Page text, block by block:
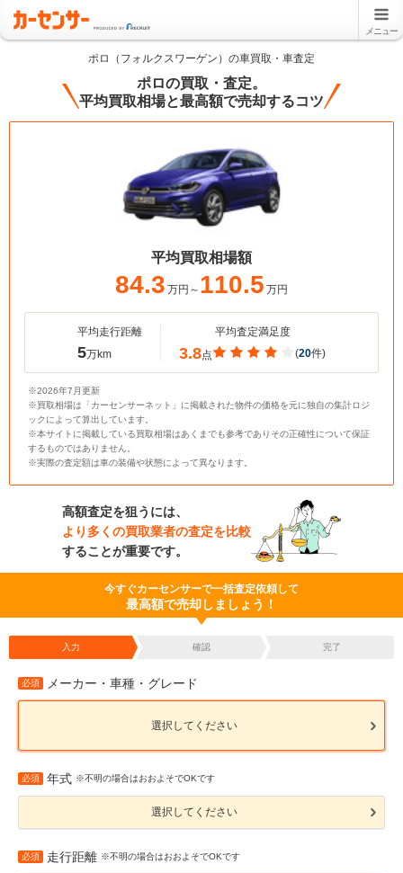
メニュー
ポロ（フォルクスワーゲン）の車買取・車査定
ポロの買取・査定。
平均買取相場と最高額で売却するコツ
平均買取相場額
84.3 万円～ 110.5 万円
平均走行距離
5万km
平均査定満足度
3.8点 (20件)
※2026年7月更新
※買取相場は「カーセンサーネット」に掲載された物件の価格を元に独自の集計ロジ
ックによって算出しています。
※本サイトに掲載している買取相場はあくまでも参考でありその正確性について保証
するものではありません。
※実際の査定額は車の装備や状態によって異なります。
高額査定を狙うには、
より多くの買取業者の査定を比較
することが重要です。
今すぐカーセンサーで一括査定依頼して
最高額で売却しましょう！
入力 確認 完了
必須 メーカー・車種・グレード
選択してください
必須 年式 ※不明の場合はおおよそでOKです
選択してください
必須 走行距離 ※不明の場合はおおよそでOKです